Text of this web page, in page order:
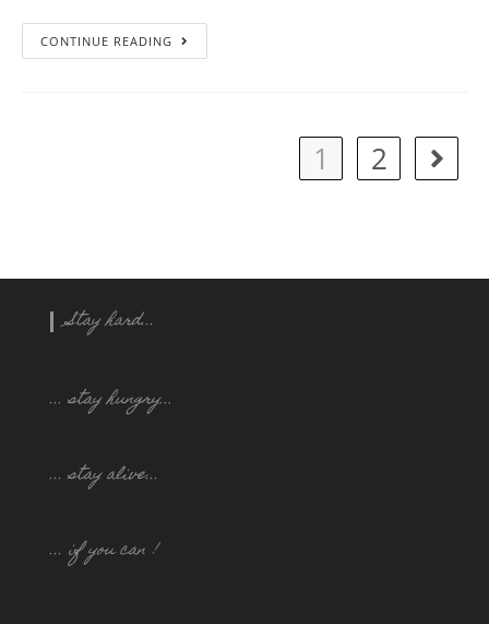
CONTINUE READING
1 2
Stay hard...
... stay hungry...
... stay alive...
... if you can !